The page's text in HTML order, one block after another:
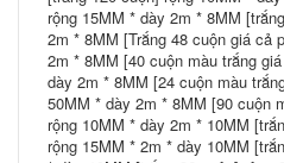
rộng 15MM * dày 2m * 8MM
2m * 8MM [Trắng 48 cuộn giá cả
2m * 8MM [40 cuộn màu trắng
dày 2m * 8MM [24 cuộn màu
50MM * dày 2m * 8MM [90 cuộn
rộng 10MM * dày 2m * 10MM
rộng 15MM * 2m * dày 10MM